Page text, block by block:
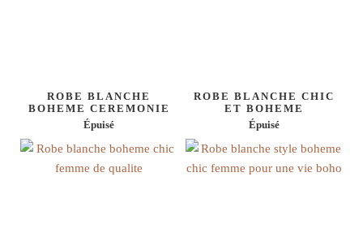
ROBE BLANCHE
BOHEME CEREMONIE
Épuisé
ROBE BLANCHE CHIC
ET BOHEME
Épuisé